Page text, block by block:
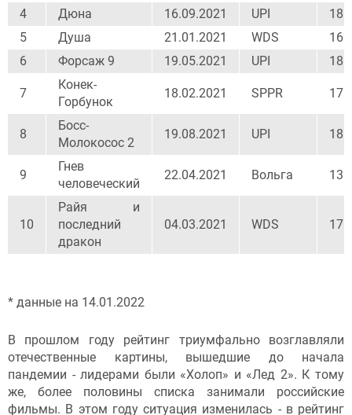
4 Дюна 16.09.2021 UPI
5
Душа 21.01.2021 WDS
6
Форсаж 9 19.05.2021 UPI
7
Конек-
Горбунок
18.02.2021 SPPR
8
Босс-
Молокосос 2
19.08.2021 UPI
9
Гнев
человеческий
22.04.2021 Вольга
10
Райя и
последний
дракон
04.03.2021 WDS
* данные на 14.01.2022
В прошлом году рейтинг триумфально возглавляли
отечественные картины, вышедшие до начала
пандемии - лидерами были «Холоп» и «Лед 2». К тому
же, более половины списка занимали российские
фильмы. В этом году ситуация изменилась - в рейтинг